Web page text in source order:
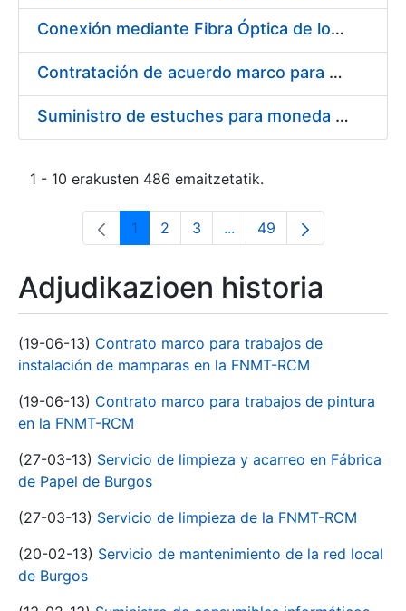
Conexión mediante Fibra Óptica de los Centros de Proceso de Datos (CPDs) de las sedes de la FNMT-RCM de Burgos y Madrid
Contratación de acuerdo marco para el Suministro de Material de Electricidad para la Fábrica Nacional de Moneda y Timbre-Real Casa de la Moneda en su centro de trabajo de Burgos
Suministro de estuches para moneda de 30 €
1 - 10 erakusten 486 emaitzetatik.
Orrialdea
1 Orrialdea
2 Orrialdea
3 ...Intermediate Pages Use
Orrialdea
49
Adjudikazioen historia
(19-06-13) Contrato marco para trabajos de
instalación de mamparas en la FNMT-RCM
(19-06-13) Contrato marco para trabajos de pintura
en la FNMT-RCM
(27-03-13) Servicio de limpieza y acarreo en Fábrica
de Papel de Burgos
(27-03-13) Servicio de limpieza de la FNMT-RCM
(20-02-13) Servicio de mantenimiento de la red local
de Burgos